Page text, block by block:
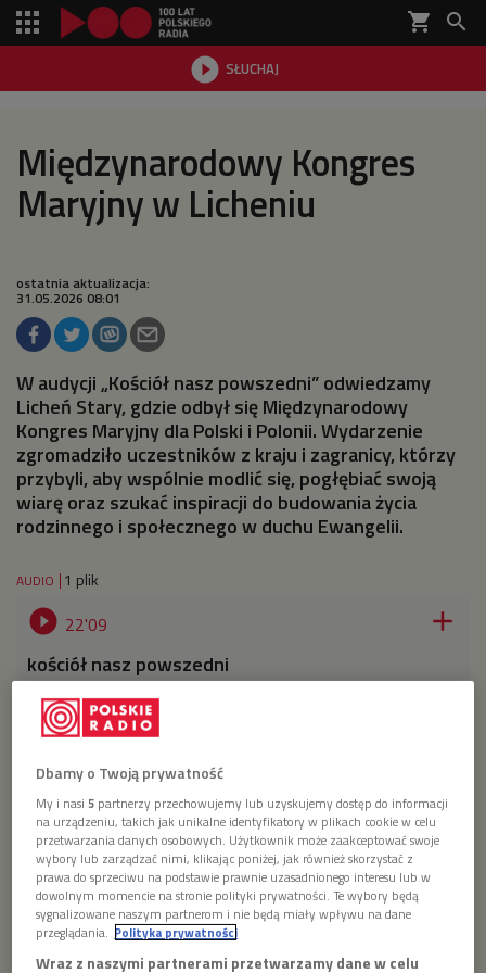
shopping_cart 
 SŁUCHAJ

Międzynarodowy Kongres
Maryjny w Licheniu
ostatnia aktualizacja:
31.05.2026 08:01
W audycji „Kościół nasz powszedni” odwiedzamy
Licheń Stary, gdzie odbył się Międzynarodowy
Kongres Maryjny dla Polski i Polonii. Wydarzenie
zgromadziło uczestników z kraju i zagranicy, którzy
przybyli, aby wspólnie modlić się, pogłębiać swoją
wiarę oraz szukać inspiracji do budowania życia
rodzinnego i społecznego w duchu Ewangelii.
AUDIO 1 plik
 22'09 
kościół nasz powszedni
Dbamy o Twoją prywatność
My i nasi5 partnerzy przechowujemy lub uzyskujemy dostęp do informacji
na urządzeniu, takich jak unikalne identyfikatory w plikach cookie w celu
przetwarzania danych osobowych. Użytkownik może zaakceptować swoje
wybory lub zarządzać nimi, klikając poniżej, jak również skorzystać z
prawa do sprzeciwu na podstawie prawnie uzasadnionego interesu lub w
dowolnym momencie na stronie polityki prywatności. Te wybory będą
sygnalizowane naszym partnerom i nie będą miały wpływu na dane
przeglądania. Polityka prywatności
Wraz z naszymi partnerami przetwarzamy dane w celu